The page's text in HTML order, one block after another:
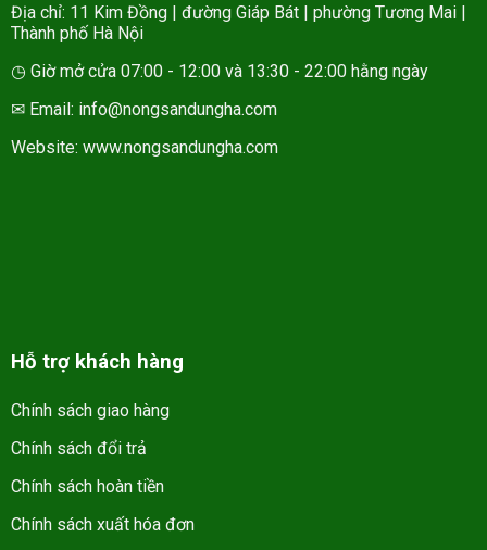
Địa chỉ: 11 Kim Đồng | đường Giáp Bát | phường Tương Mai |
Thành phố Hà Nội
◷ Giờ mở cửa 07:00 - 12:00 và 13:30 - 22:00 hằng ngày
✉ Email: info@nongsandungha.com
Website: www.nongsandungha.com
Hỗ trợ khách hàng
Chính sách giao hàng
Chính sách đổi trả
Chính sách hoàn tiền
Chính sách xuất hóa đơn